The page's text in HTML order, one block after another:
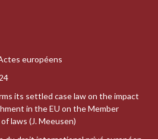
européens
its settled case law on the impact
in the EU on the Member
laws (J. Meeusen)